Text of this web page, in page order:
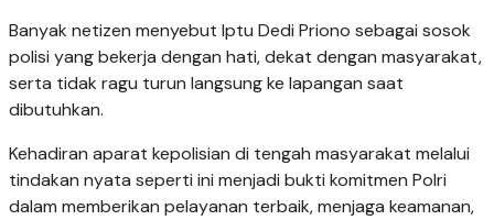
Banyak netizen menyebut Iptu Dedi Priono sebagai sosok
polisi yang bekerja dengan hati, dekat dengan masyarakat,
serta tidak ragu turun langsung ke lapangan saat
dibutuhkan.
Kehadiran aparat kepolisian di tengah masyarakat melalui
tindakan nyata seperti ini menjadi bukti komitmen Polri
dalam memberikan pelayanan terbaik, menjaga keamanan,